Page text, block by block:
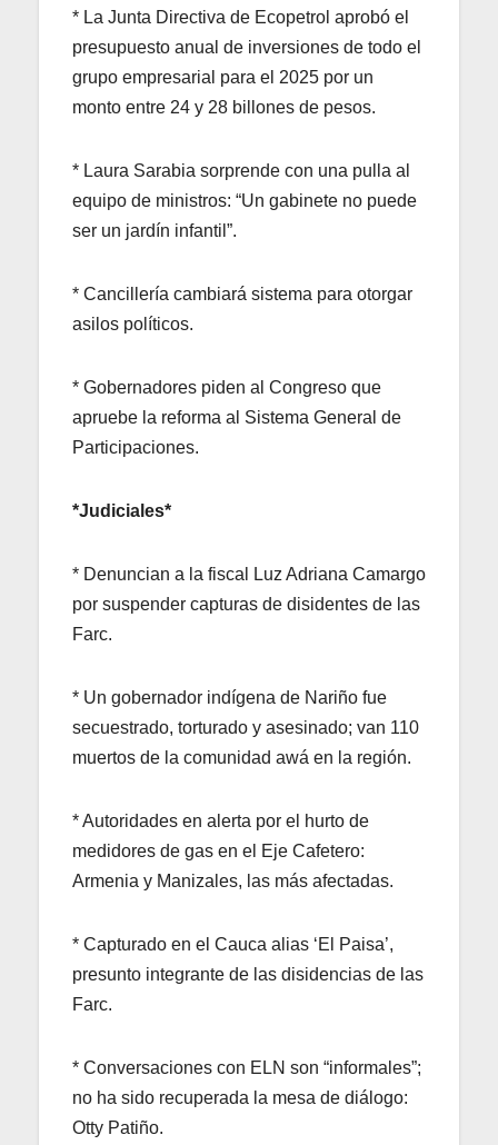
* La Junta Directiva de Ecopetrol aprobó el
presupuesto anual de inversiones de todo el
grupo empresarial para el 2025 por un
monto entre 24 y 28 billones de pesos.
* Laura Sarabia sorprende con una pulla al
equipo de ministros: “Un gabinete no puede
ser un jardín infantil”.
* Cancillería cambiará sistema para otorgar
asilos políticos.
* Gobernadores piden al Congreso que
apruebe la reforma al Sistema General de
Participaciones.
*Judiciales*
* Denuncian a la fiscal Luz Adriana Camargo
por suspender capturas de disidentes de las
Farc.
* Un gobernador indígena de Nariño fue
secuestrado, torturado y asesinado; van 110
muertos de la comunidad awá en la región.
* Autoridades en alerta por el hurto de
medidores de gas en el Eje Cafetero:
Armenia y Manizales, las más afectadas.
* Capturado en el Cauca alias ‘El Paisa’,
presunto integrante de las disidencias de las
Farc.
* Conversaciones con ELN son “informales”;
no ha sido recuperada la mesa de diálogo:
Otty Patiño.